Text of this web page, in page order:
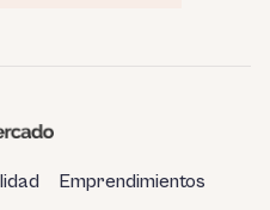
Emprendimientos